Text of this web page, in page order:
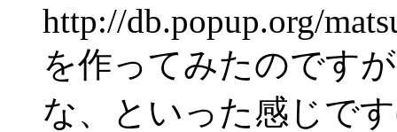
http://db.popup.org/
を作ってみたのです
な、といった感じで